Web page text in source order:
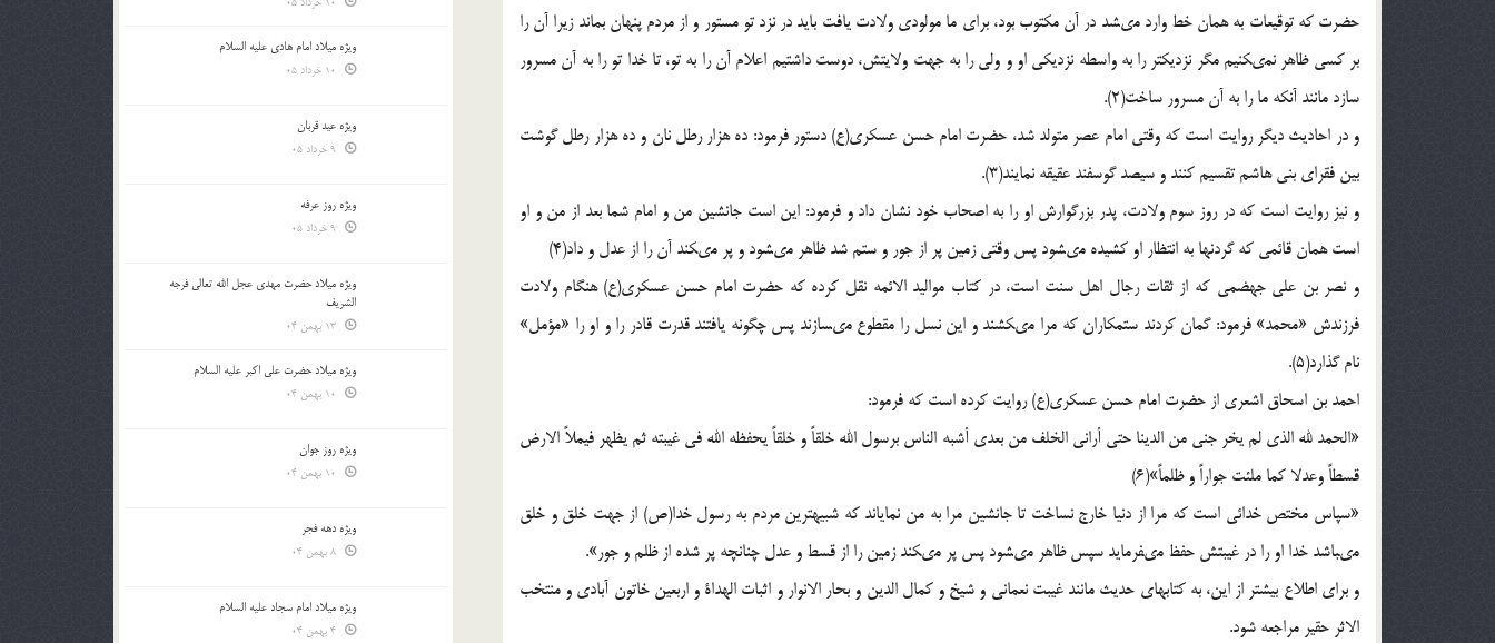
حضرت كه توقيعات به همان خط وارد مى‏شد در آن مكتوب بود، براى ما مولودى ولادت يافت بايد در نزد تو مستور و از مردم پنهان بماند زيرا آن را
بر كسى ظاهر نمى‏كنيم مگر نزديكتر را به واسطه نزديكى او و ولى را به جهت ولايتش، دوست داشتيم اعلام آن را به تو، تا خدا تو را به آن مسرور
سازد مانند آنكه ما را به آن مسرور ساخت(2).
و در احاديث ديگر روايت است كه وقتى امام عصر متولد شد، حضرت امام حسن عسكرى(ع) دستور فرمود: ده هزار رطل نان و ده هزار رطل گوشت
بين فقراى بنى هاشم تقسيم كنند و سيصد گوسفند عقيقه نمايند(3).
و نيز روايت است كه در روز سوم ولادت، پدر بزرگوارش او را به اصحاب خود نشان داد و فرمود: اين است جانشين من و امام شما بعد از من و او
است همان قائمى كه گردنها به انتظار او كشيده مى‏شود پس وقتى زمين پر از جور و ستم شد ظاهر مى‏شود و پر مى‏كند آن را از عدل و داد(4)
و نصر بن على جهضمى كه از ثقات رجال اهل سنت است، در كتاب مواليد الائمه نقل كرده كه حضرت امام حسن عسكرى(ع) هنگام ولادت
فرزندش «م‏ح‏م‏د» فرمود: گمان كردند ستمكاران كه مرا مى‏كشند و اين نسل را مقطوع مى‏سازند پس چگونه يافتند قدرت قادر را و او را «مؤمل»
نام گذارد(5).
احمد بن اسحاق اشعرى از حضرت امام حسن عسكرى(ع) روايت كرده است كه فرمود:
«الحمد لله الذى لم يخر جنى من الدينا حتى أرانى الخلف من بعدى أشبه الناس برسول الله خلقاً و خلقاً يحفظه الله فى غيبته ثم يظهر فيملاً الارض
قسطاً وعدلا كما ملئت جواراً و ظلماً»(6)
«سپاس مختص خدائى است كه مرا از دنيا خارج نساخت تا جانشين مرا به من نماياند كه شبيه‏ترين مردم به رسول خدا(ص) از جهت خلق و خلق
مى‏باشد خدا او را در غيبتش حفظ مى‏فرمايد سپس ظاهر مى‏شود پس پر مى‏كند زمين را از قسط و عدل چنانچه پر شده از ظلم و جور».
و براى اطلاع بيشتر از اين، به كتابهاى حديث مانند غيبت نعمانى و شيخ و كمال الدين و بحار الانوار و اثبات الهداة و اربعين خاتون آبادى و منتخب
الاثر حقير مراجعه شود.
ویژه میلاد امام هادی علیه السلام
ویژه عید قربان
ویژه روز عرفه
ویژه میلاد حضرت مهدی عجل الله تعالی فرجه
الشريف
ویژه میلاد حضرت علی اکبر علیه السلام
ویژه روز جوان
ویژه دهه فجر
ویژه میلاد امام سجاد علیه السلام